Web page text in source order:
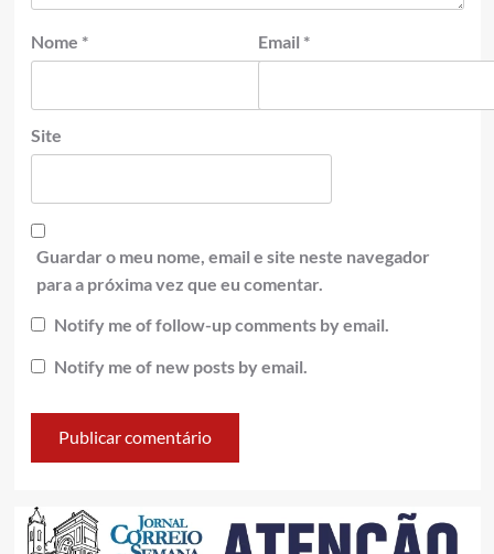
Nome * Email *
Site
Guardar o meu nome, email e site neste navegador
para a próxima vez que eu comentar.
Notify me of follow-up comments by email.
Notify me of new posts by email.